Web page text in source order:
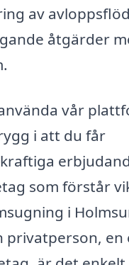
av
åtgärder
vår
i att du får
som förstår
i
privatperson,